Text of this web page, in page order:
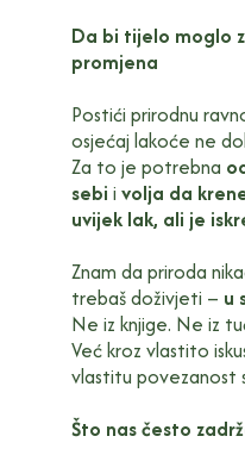
Da bi tijelo moglo
promjena
Postići prirodnu
osjećaj lakoće ne
Za to je potrebna
sebi i volja da
uvijek lak, ali je
Znam da priroda
trebaš doživjeti – u
Ne iz knjige. Ne iz
Već kroz vlastito
vlastitu povezanost
Što nas često